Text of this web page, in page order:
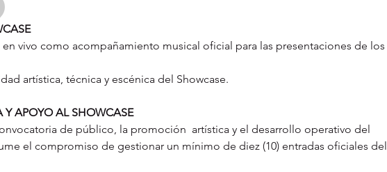
vivo como acompañamiento musical oficial para las presentaciones de los
artística, técnica y escénica del Showcase.
APOYO AL SHOWCASE
de público, la promoción  artística y el desarrollo operativo del
el compromiso de gestionar un mínimo de diez (10) entradas oficiales del